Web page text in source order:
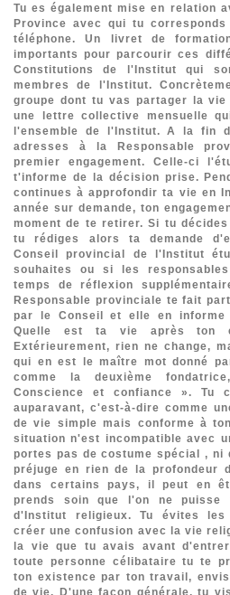
Tu es également mise en relation
Province avec qui tu
téléphone. Un livret de
importants pour parcourir ces
Constitutions de l'Institut qui
membres de l'Institut.
groupe dont tu vas partager la
une lettre collective mensuelle
l'ensemble de l'Institut. A la fin
adresses à la Responsable
premier engagement. Celle-ci
t'informe de la décision prise.
continues à approfondir ta vie en
année sur demande, ton
moment de te retirer. Si tu
tu rédiges alors ta demande
Conseil provincial de l'Institut
souhaites ou si les
temps de réflexion
Responsable provinciale te fait
par le Conseil et elle en informe
Quelle est ta vie après ton
Extérieurement, rien ne change,
qui en est le maître mot donné
comme la deuxième
Conscience et confiance ». Tu
auparavant, c'est-à-dire comme
de vie simple mais conforme à
situation n'est incompatible avec
portes pas de costume spécial , ni
préjuge en rien de la profondeur
dans certains pays, il peut en
prends soin que l'on ne puisse
d'Institut religieux. Tu évites les
créer une confusion avec la vie
la vie que tu avais avant
toute personne célibataire tu te
ton existence par ton travail,
de vie. D'une façon générale, tu